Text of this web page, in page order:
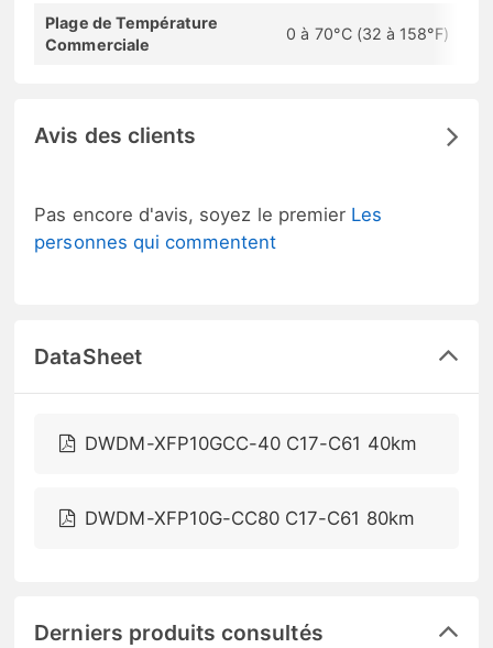
Plage de Température
Commerciale
0 à 70°C (32 à 158°F)
Avis des clients
Pas encore d'avis, soyez le premier Les
personnes qui commentent
DataSheet
DWDM-XFP10GCC-40 C17-C61 40km
DWDM-XFP10G-CC80 C17-C61 80km
Derniers produits consultés